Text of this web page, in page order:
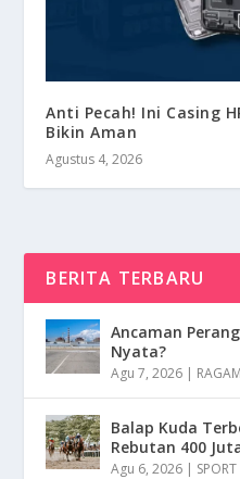
Anti Pecah! Ini Casing
Bikin Aman
Agustus 4, 2026
BERITA TERBARU
Ancaman
Nyata?
Agu 7, 2026 | RAGAM
Balap Kuda
Rebutan 400
Agu 6, 2026 | SPORT